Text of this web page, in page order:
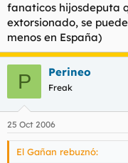
fanaticos hijosdeputa
extorsionado, se
menos en España)
P Perineo
Freak
25 Oct 2006
El Gañan rebuznó: